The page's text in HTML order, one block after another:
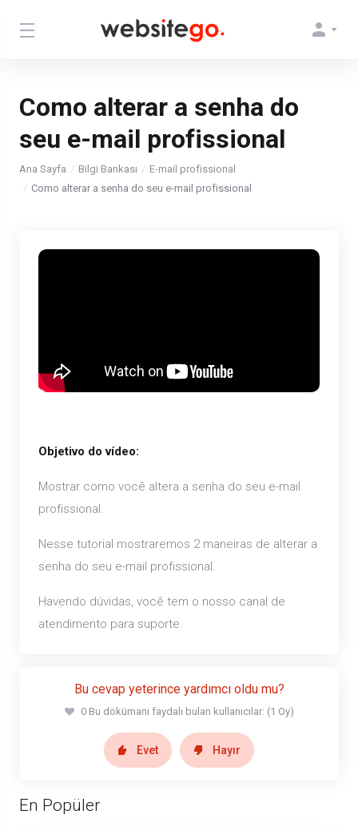
Como alterar a senha do
seu e-mail profissional
Ana Sayfa Bilgi Bankası
E-mail profissional
Como alterar a senha do seu e-mail profissional
Objetivo do vídeo:
Mostrar como você altera a senha do seu e-mail
profissional.
Nesse tutorial mostraremos 2 maneiras de alterar a
senha do seu e-mail profissional.
Havendo dúvidas, você tem o nosso canal de
atendimento para suporte.
Bu cevap yeterince yardımcı oldu mu?
0 Bu dökümanı faydalı bulan kullanıcılar: (1 Oy)
Evet Hayır
En Popüler